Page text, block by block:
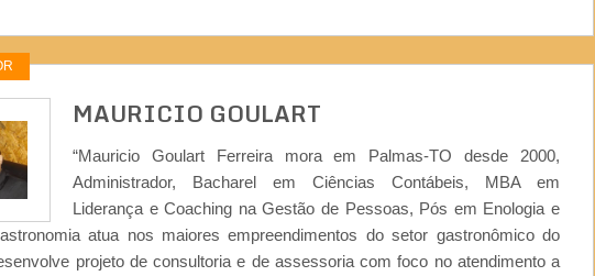
MAURICIO GOULART
“Mauricio Goulart Ferreira mora em Palmas-TO desde 2000,
Administrador, Bacharel em Ciências Contábeis, MBA em
Liderança e Coaching na Gestão de Pessoas, Pós em Enologia e
atua nos maiores empreendimentos do setor gastronômico do
projeto de consultoria e de assessoria com foco no atendimento a